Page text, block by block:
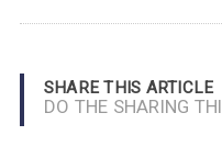
SHARE THIS ARTICLE
DO THE SHARING